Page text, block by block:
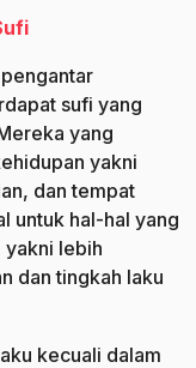
sufi yang
yang
yakni
dan tempat
untuk hal-hal yang
yakni lebih
dan tingkah laku
kecuali dalam